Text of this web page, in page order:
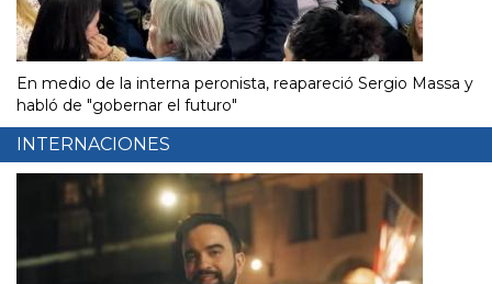
En medio de la interna peronista, reapareció Sergio Massa y
habló de "gobernar el futuro"
INTERNACIONES